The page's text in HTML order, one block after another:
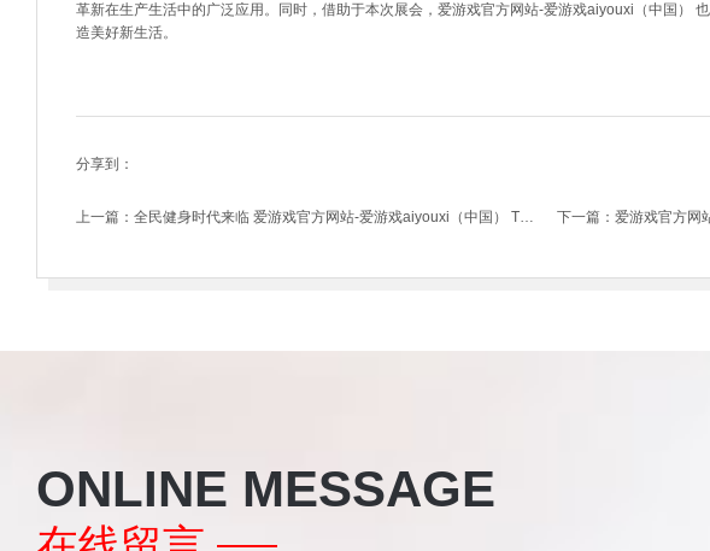
革新在生产生活中的广泛应用。同时，借助于本次展会，爱游戏官方网站-爱游戏aiyouxi（中国）
造美好新生活。
分享到：
上一篇：全民健身时代来临 爱游戏官方网站-爱游戏aiyouxi（中国） TPE凭实力C位出道 下一篇： 爱游戏官方网站-爱
ONLINE MESSAGE